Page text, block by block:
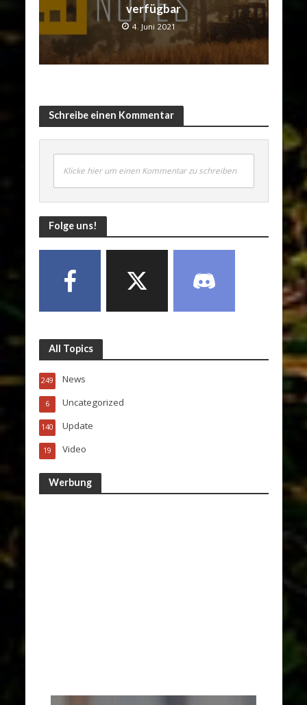
verfügbar
4. Juni 2021
Schreibe einen Kommentar
Klicke hier um einen Kommentar zu schreiben
Folge uns!
All Topics
News
249
Uncategorized
6
Update
140
Video
19
Werbung